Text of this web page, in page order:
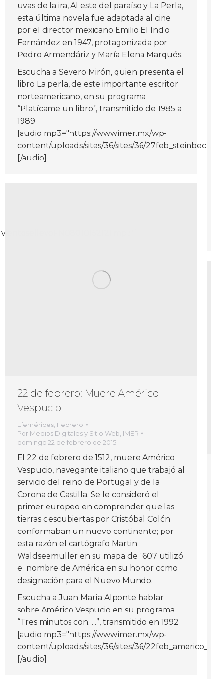
uvas de la ira, Al este del paraíso y La Perla,
esta última novela fue adaptada al cine
por el director mexicano Emilio El Indio
Fernández en 1947, protagonizada por
Pedro Armendáriz y María Elena Marqués.
Escucha a Severo Mirón, quien presenta el
libro La perla, de este importante escritor
norteamericano, en su programa
“Platícame un libro”, transmitido de 1985 a
1989
[audio mp3="https://www.imer.mx/wp-
content/uploads/sites/36/sites/36/
[/audio]
22 de febrero: Muere Américo
Vespucio
Efemérides Febrero
Por Medios Digitales y Sitio Web, IMER
domingo 22 de febrero de 2015
El 22 de febrero de 1512, muere Américo
Vespucio, navegante italiano que trabajó al
servicio del reino de Portugal y de la
Corona de Castilla. Se le consideró el
primer europeo en comprender que las
tierras descubiertas por Cristóbal Colón
conformaban un nuevo continente; por
esta razón el cartógrafo Martin
Waldseemüller en su mapa de 1607 utilizó
el nombre de América en su honor como
designación para el Nuevo Mundo.
Escucha a Juan María Alponte hablar
sobre Américo Vespucio en su programa
“Tres minutos con. . .”, transmitido en 1992
[audio mp3="https://www.imer.mx/wp-
content/uploads/sites/36/sites/36/
[/audio]